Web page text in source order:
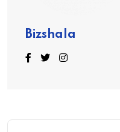
Bizshala